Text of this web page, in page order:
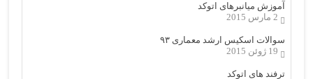
آموزش میانبرهای اتوکد
2 مارس 2015
سوالات اسکیس ارشد معماری ۹۳
19 ژوئن 2015
ترفند های اتوکد